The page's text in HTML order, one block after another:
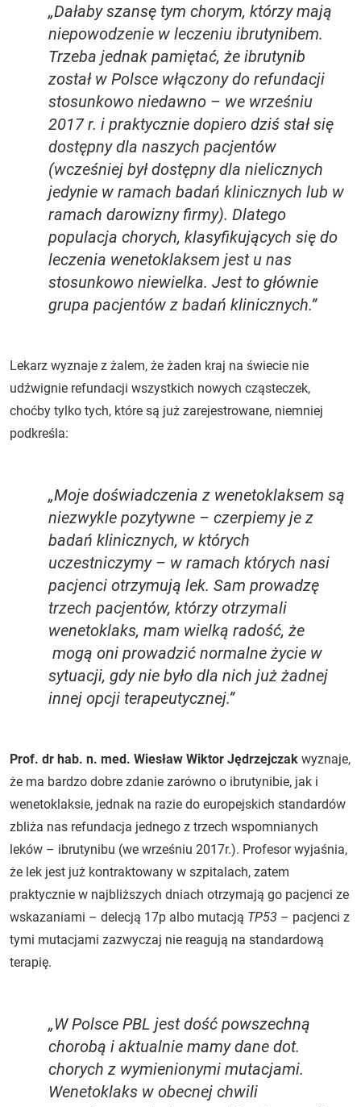
„Dałaby szansę tym chorym, którzy mają
niepowodzenie w leczeniu ibrutynibem.
Trzeba jednak pamiętać, że ibrutynib
został w Polsce włączony do refundacji
stosunkowo niedawno – we wrześniu
2017 r. i praktycznie dopiero dziś stał się
dostępny dla naszych pacjentów
(wcześniej był dostępny dla nielicznych
jedynie w ramach badań klinicznych lub w
ramach darowizny firmy). Dlatego
populacja chorych, klasyfikujących się do
leczenia wenetoklaksem jest u nas
stosunkowo niewielka. Jest to głównie
grupa pacjentów z badań klinicznych.”
Lekarz wyznaje z żalem, że żaden kraj na świecie nie
udźwignie refundacji wszystkich nowych cząsteczek,
choćby tylko tych, które są już zarejestrowane, niemniej
podkreśla:
„Moje doświadczenia z wenetoklaksem są
niezwykle pozytywne – czerpiemy je z
badań klinicznych, w których
uczestniczymy – w ramach których nasi
pacjenci otrzymują lek. Sam prowadzę
trzech pacjentów, którzy otrzymali
wenetoklaks, mam wielką radość, że
mogą oni prowadzić normalne życie w
sytuacji, gdy nie było dla nich już żadnej
innej opcji terapeutycznej.”
Prof. dr hab. n. med. Wiesław Wiktor Jędrzejczak wyznaje,
że ma bardzo dobre zdanie zarówno o ibrutynibie, jak i
wenetoklaksie, jednak na razie do europejskich standardów
zbliża nas refundacja jednego z trzech wspomnianych
leków – ibrutynibu (we wrześniu 2017r.). Profesor wyjaśnia,
że lek jest już kontraktowany w szpitalach, zatem
praktycznie w najbliższych dniach otrzymają go pacjenci ze
wskazaniami – delecją 17p albo mutacją TP53 – pacjenci z
tymi mutacjami zazwyczaj nie reagują na standardową
terapię.
„W Polsce PBL jest dość powszechną
chorobą i aktualnie mamy dane dot.
chorych z wymienionymi mutacjami.
Wenetoklaks w obecnej chwili